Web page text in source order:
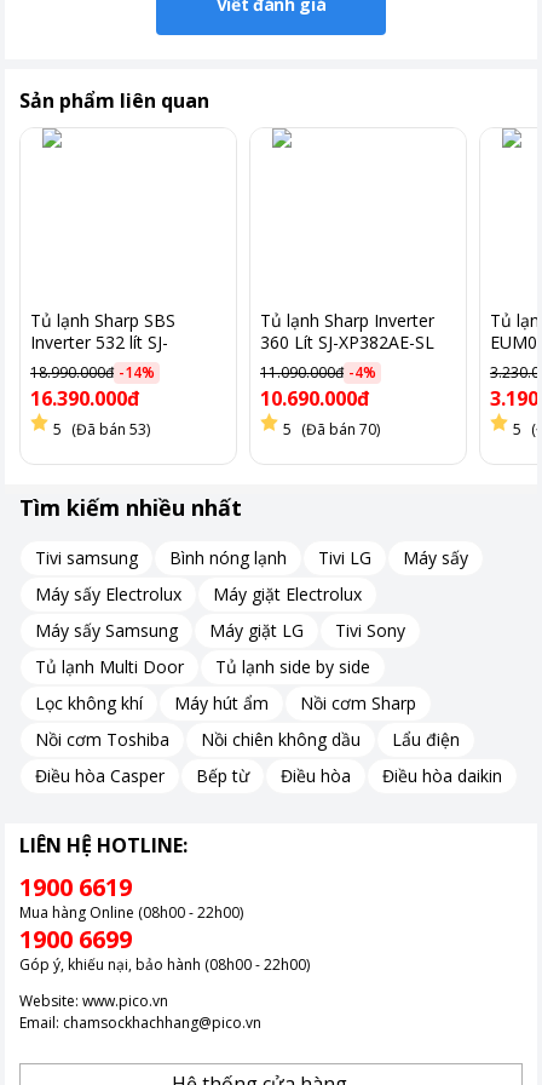
quả trong việc bảo quản thực phẩm mà còn giúp tiết kiệm chi
Cấp đông nhanh Express Freezing
Cấp đông nhanh Express Freezing là một tính năng nổi bật của
tủ lạnh Sharp Inverter 360 Lít SJ-XP382AE-SL mang lại nhiều lợi
ích trong việc bảo quản thực phẩm.
Sản phẩm liên quan
Tủ lạnh Sharp SBS
Inverter 532 lít SJ-
SBX530VG-BK
18.990.000đ -14%
16.390.000đ
5 (Đã bán 53)
Tủ lạnh Sharp Inverter
360 Lít SJ-XP382AE-SL
11.090.000đ -4%
10.690.000đ
5 (Đã bán 70)
Tủ
5
Tìm kiếm nhiều nhất
Tivi samsung Bình nóng lạnh Tivi LG
Máy sấy
Máy sấy Electrolux
Máy giặt Electrolux
Máy sấy Samsung
Máy giặt LG
Tivi Sony
Tủ lạnh Multi Door
Tủ lạnh side by side
Lọc không khí
Máy hút ẩm
Nồi cơm Sharp
Nồi cơm Toshiba
Nồi chiên không dầu
Lẩu điện
Điều hòa Casper
Bếp từ Điều hòa Điều hòa daikin
LIÊN HỆ HOTLINE:
1900 6619
Mua hàng Online (08h00 - 22h00)
1900 6699
Góp ý, khiếu nại, bảo hành (08h00 - 22h00)
Website: www.pico.vn
Email: chamsockhachhang@pico.vn